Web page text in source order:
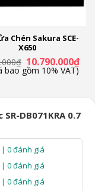
Chén Sakura SCE-
X650
₫ Giá
gốc
là:
10.790.000₫Giá
bao gồm 10% VAT)
DB071KRA 0.7
| 0 đánh giá
| 0 đánh giá
| 0 đánh giá